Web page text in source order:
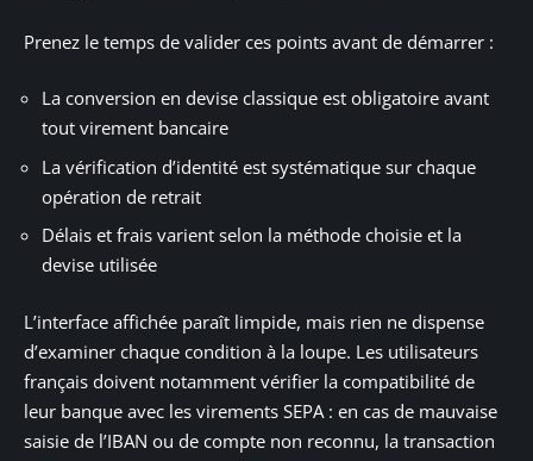
Prenez le temps de valider ces points avant de démarrer :
La conversion en devise classique est obligatoire avant
tout virement bancaire
La vérification d’identité est systématique sur chaque
opération de retrait
Délais et frais varient selon la méthode choisie et la
devise utilisée
L’interface affichée paraît limpide, mais rien ne dispense
d’examiner chaque condition à la loupe. Les utilisateurs
français doivent notamment vérifier la compatibilité de
leur banque avec les virements SEPA : en cas de mauvaise
saisie de l’IBAN ou de compte non reconnu, la transaction